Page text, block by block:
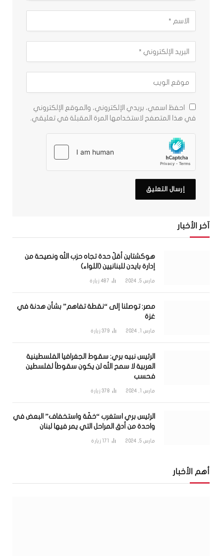
احفظ اسمي، بريدي الإلكتروني، والموقع الإلكتروني
في هذا المتصفح لاستخدامها المرة المقبلة في تعليقي.
آخر الأخبار
هوكشتاين أقلّ حدة تجاه حزب الله ونصيحة من
إدارة بايدن للبنانيين (اللواء)
مارس 5, 2024 487 زيارة
مصر: توصلنا إلى “نقطة تفاهم” بشأن هدنة في
غزة
مارس 1, 2024 379 زيارة
الرئيس نبيه بري: سقوط الجغرافيا الفلسطينية
العربية لا سمح الله لن يكون سقوطاً لفلسطين
فحسب
مارس 1, 2024 378 زيارة
الرئيس بري استغرب “خفّة واستخفاف” البعض في
واحدة من أدق المراحل التي يمر فيها لبنان
مارس 5, 2024 171 زيارة
أهم الأخبار